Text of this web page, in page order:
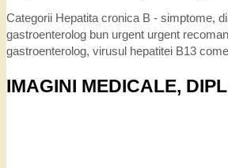
Categorii Hepatita cronica B - simptome,
gastroenterolog bun urgent urgent
gastroenterolog, virusul hepatitei B13
IMAGINI MEDICALE,